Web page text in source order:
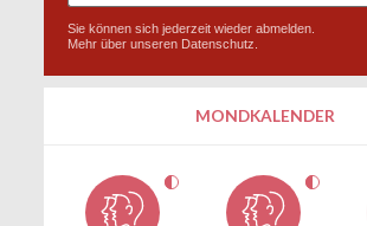
Sie können sich jederzeit wieder abmelden.
Mehr über unseren Datenschutz
MONDKALENDER